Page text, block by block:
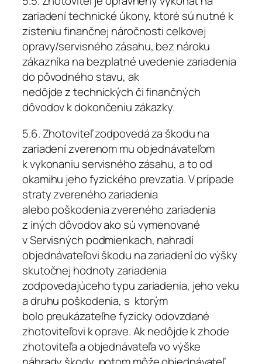
zariadení technické úkony, ktoré sú nutné k
zisteniu finančnej náročnosti celkovej
opravy/servisného zásahu, bez nároku
zákazníka na bezplatné uvedenie zariadenia
do pôvodného stavu, ak
nedôjde z technických či finančných
dôvodov k dokončeniu zákazky.
5.6. Zhotoviteľ zodpovedá za škodu na
zariadení zverenom mu objednávateľom
k vykonaniu servisného zásahu, a to od
okamihu jeho fyzického prevzatia. V prípade
straty zvereného zariadenia
alebo poškodenia zvereného zariadenia
z iných dôvodov ako sú vymenované
v Servisných podmienkach, nahradí
objednávateľovi škodu na zariadení do výšky
skutočnej hodnoty zariadenia
zodpovedajúceho typu zariadenia, jeho veku
a druhu poškodenia, s ktorým
bolo preukázateľne fyzicky odovzdané
zhotoviteľovi k oprave. Ak nedôjde k zhode
zhotoviteľa a objednávateľa vo výške